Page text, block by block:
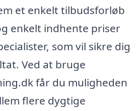
et enkelt tilbudsforløb
enkelt indhente priser
som vil sikre dig
Ved at bruge
får du muligheden
flere dygtige